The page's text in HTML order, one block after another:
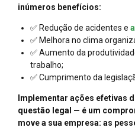
inúmeros benefícios:
✅ Redução de acidentes e
✅ Melhora no clima
✅ Aumento da
trabalho;
✅ Cumprimento da
Implementar ações efetivas
questão legal — é um
move a sua empresa: as